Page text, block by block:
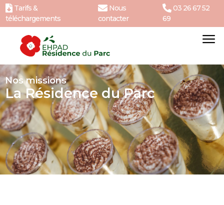
Tarifs &
téléchargements
Nous
contacter
03 26 67 52
69
Nos missions
La Résidence du Parc